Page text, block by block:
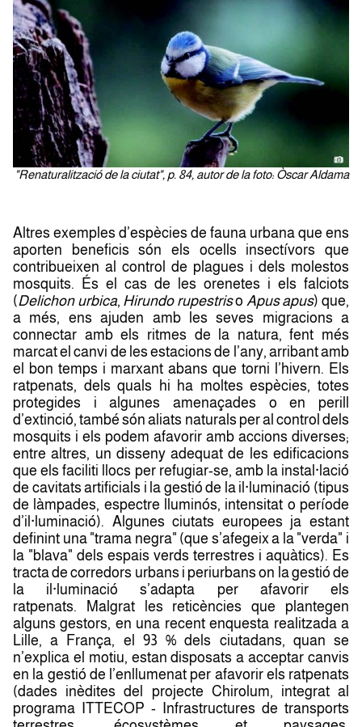
"Renaturalització de la ciutat", p. 84, autor de la foto: Òscar Aldama
Altres exemples d’espècies de fauna urbana que ens
aporten beneficis són els ocells insectívors que
contribueixen al control de plagues i dels molestos
mosquits. És el cas de les orenetes i els falciots
(Delichon urbica, Hirundo rupestriso Apus apus) que,
a més, ens ajuden amb les seves migracions a
connectar amb els ritmes de la natura, fent més
marcat el canvi de les estacions de l’any, arribant amb
el bon temps i marxant abans que torni l’hivern. Els
ratpenats, dels quals hi ha moltes espècies, totes
protegides i algunes amenaçades o en perill
d’extinció, també són aliats naturals per al control dels
mosquits i els podem afavorir amb accions diverses;
entre altres, un disseny adequat de les edificacions
que els faciliti llocs per refugiar-se, amb la instal·lació
de cavitats artificials i la gestió de la il·luminació (tipus
de làmpades, espectre lluminós, intensitat o període
d’il·luminació). Algunes ciutats europees ja estant
definint una "trama negra" (que s’afegeix a la "verda" i
la "blava" dels espais verds terrestres i aquàtics). Es
tracta de corredors urbans i periurbans on la gestió de
la il·luminació s’adapta per afavorir els
ratpenats. Malgrat les reticències que plantegen
alguns gestors, en una recent enquesta realitzada a
Lille, a França, el 93 % dels ciutadans, quan se
n’explica el motiu, estan disposats a acceptar canvis
en la gestió de l’enllumenat per afavorir els ratpenats
(dades inèdites del projecte Chirolum, integrat al
programa ITTECOP - Infrastructures de transports